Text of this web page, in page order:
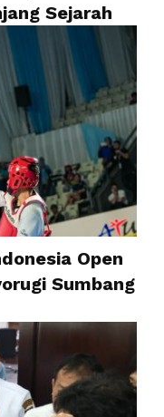
Sejarah
Open
Sumbang